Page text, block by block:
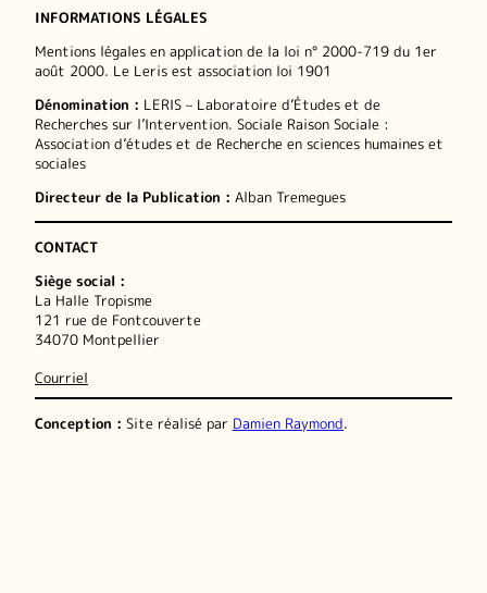
INFORMATIONS LÉGALES
Mentions légales en application de la loi n° 2000-719 du 1er
août 2000. Le Leris est association loi 1901
Dénomination : LERIS – Laboratoire d’Études et de
Recherches sur l’Intervention. Sociale Raison Sociale :
Association d’études et de Recherche en sciences humaines et
sociales
Directeur de la Publication : Alban Tremegues
CONTACT
Siège social :
La Halle Tropisme
121 rue de Fontcouverte
34070 Montpellier
Courriel
Conception : Site réalisé par Damien Raymond.